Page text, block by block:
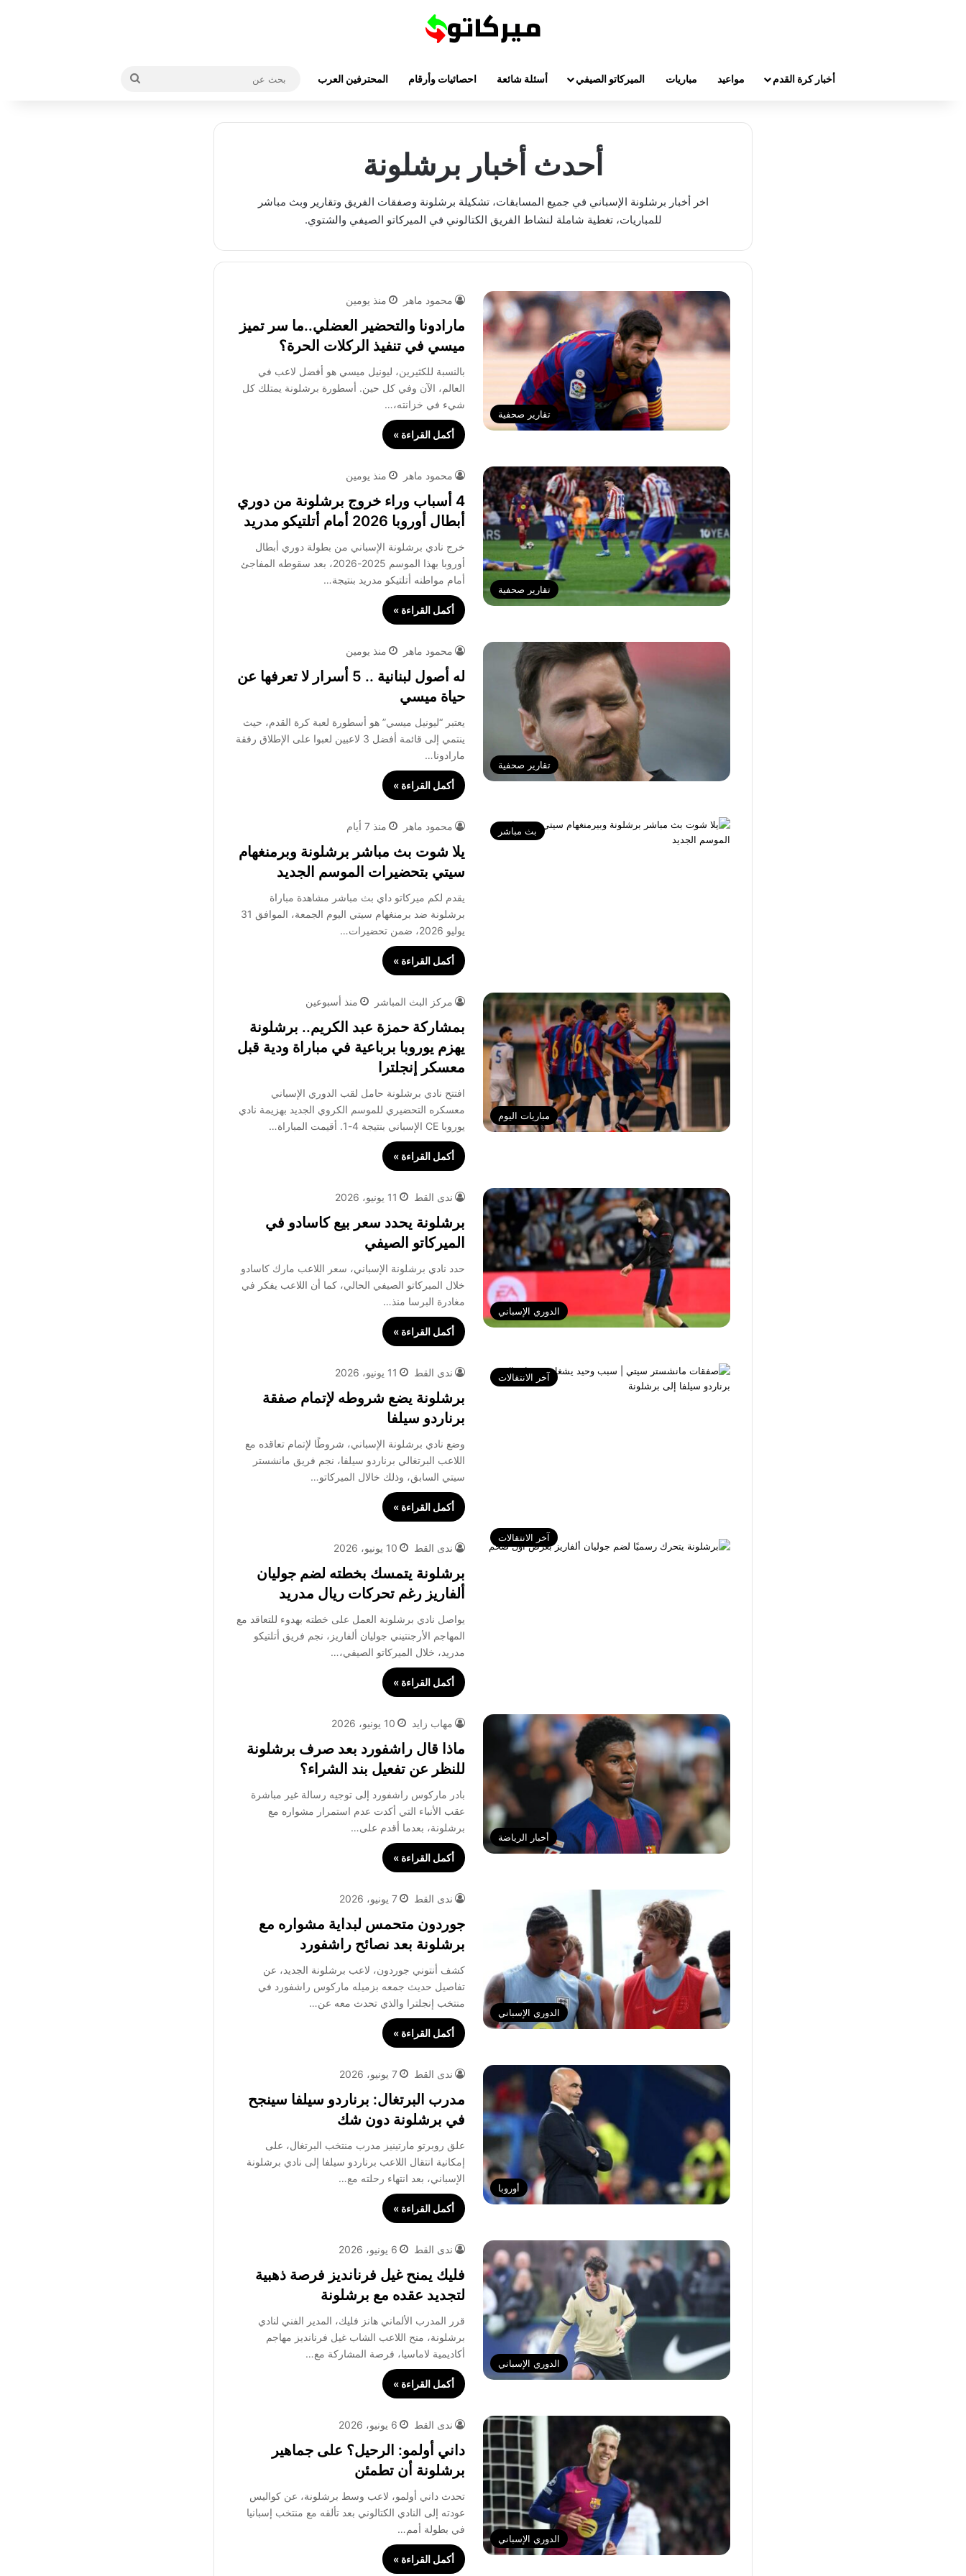
أخبار كرة القدم مواعيد مباريات الميركاتو الصيفي أسئلة شائعة احصائيات وأرقام المحترفين العرب
أحدث أخبار برشلونة
اخر أخبار برشلونة الإسباني في جميع المسابقات، تشكيلة برشلونة وصفقات الفريق وتقارير وبث مباشر
للمباريات، تغطية شاملة لنشاط الفريق الكتالوني في الميركاتو الصيفي والشتوي.
تقارير صحفية
محمود ماهر منذ يومين
مارادونا والتحضير العضلي..ما سر تميز
ميسي في تنفيذ الركلات الحرة؟
بالنسبة للكثيرين، ليونيل ميسي هو أفضل لاعب في
العالم، الآن وفي كل حين. أسطورة برشلونة يمتلك كل
شيء في خزانته،…
أكمل القراءة »
تقارير صحفية
محمود ماهر منذ يومين
4 أسباب وراء خروج برشلونة من دوري
أبطال أوروبا 2026 أمام أتلتيكو مدريد
خرج نادي برشلونة الإسباني من بطولة دوري أبطال
أوروبا بهذا الموسم 2025-2026، بعد سقوطه المفاجئ
أمام مواطنه أتلتيكو مدريد بنتيجة…
أكمل القراءة »
تقارير صحفية
محمود ماهر منذ يومين
له أصول لبنانية .. 5 أسرار لا تعرفها عن
حياة ميسي
يعتبر “ليونيل ميسي” هو أسطورة لعبة كرة القدم، حيث
ينتمي إلى قائمة أفضل 3 لاعبين لعبوا على الإطلاق رفقة
مارادونا…
أكمل القراءة »
بث مباشر محمود ماهر منذ 7 أيام
يلا شوت بث مباشر برشلونة وبرمنغهام
سيتي بتحضيرات الموسم الجديد
يقدم لكم ميركاتو داي بث مباشر مشاهدة مباراة
برشلونة ضد برمنغهام سيتي اليوم الجمعة، الموافق 31
يوليو 2026، ضمن تحضيرات…
أكمل القراءة »
مباريات اليوم
مركز البث المباشر منذ أسبوعين
بمشاركة حمزة عبد الكريم.. برشلونة
يهزم يوروبا برباعية في مباراة ودية قبل
معسكر إنجلترا
افتتح نادي برشلونة حامل لقب الدوري الإسباني
معسكره التحضيري للموسم الكروي الجديد بهزيمة نادي
يوروبا CE الإسباني بنتيجة 4-1. أقيمت المباراة…
أكمل القراءة »
الدوري الإسباني
ندى القط 11 يونيو، 2026
برشلونة يحدد سعر بيع كاسادو في
الميركاتو الصيفي
حدد نادي برشلونة الإسباني، سعر اللاعب مارك كاسادو
خلال الميركاتو الصيفي الحالي، كما أن اللاعب يفكر في
مغادرة البرسا منذ…
أكمل القراءة »
آخر الانتقالات ندى القط 11 يونيو، 2026
برشلونة يضع شروطه لإتمام صفقة
برناردو سيلفا
وضع نادي برشلونة الإسباني، شروطًا لإتمام تعاقده مع
اللاعب البرتغالي برناردو سيلفا، نجم فريق مانشستر
سيتي السابق، وذلك خالال الميركاتو…
أكمل القراءة »
آخر الانتقالات
ندى القط 10 يونيو، 2026
برشلونة يتمسك بخطته لضم جوليان
ألفاريز رغم تحركات ريال مدريد
يواصل نادي برشلونة العمل على خطته بهدوء للتعاقد مع
المهاجم الأرجنتيني جوليان ألفاريز، نجم فريق أتلتيكو
مدريد، خلال الميركاتو الصيفي،…
أكمل القراءة »
أخبار الرياضة
مهاب زايد 10 يونيو، 2026
ماذا قال راشفورد بعد صرف برشلونة
للنظر عن تفعيل بند الشراء؟
بادر ماركوس راشفورد إلى توجيه رسالة غير مباشرة
عقب الأنباء التي أكدت عدم استمرار مشواره مع
برشلونة، بعدما أقدم على…
أكمل القراءة »
الدوري الإسباني
ندى القط 7 يونيو، 2026
جوردون متحمس لبداية مشواره مع
برشلونة بعد نصائح راشفورد
كشف أنتوني جوردون، لاعب برشلونة الجديد، عن
تفاصيل حديث جمعه بزميله ماركوس راشفورد في
منتخب إنجلترا والذي تحدث معه عن…
أكمل القراءة »
أوروبا
ندى القط 7 يونيو، 2026
مدرب البرتغال: برناردو سيلفا سينجح
في برشلونة دون شك
علق روبرتو مارتينيز مدرب منتخب البرتغال، على
إمكانية انتقال اللاعب برناردو سيلفا إلى نادي برشلونة
الإسباني، بعد انتهاء رحلته مع…
أكمل القراءة »
الدوري الإسباني
ندى القط 6 يونيو، 2026
فليك يمنح غيل فرنانديز فرصة ذهبية
لتجديد عقده مع برشلونة
قرر المدرب الألماني هانز فليك، المدير الفني لنادي
برشلونة، منح اللاعب الشاب غيل فرنانديز مهاجم
أكاديمية لاماسيا، فرصة المشاركة مع…
أكمل القراءة »
الدوري الإسباني
ندى القط 6 يونيو، 2026
داني أولمو: الرحيل؟ على جماهير
برشلونة أن تطمئن
تحدث داني أولمو، لاعب وسط برشلونة، عن كواليس
عودته إلى النادي الكتالوني بعد تألقه مع منتخب إسبانيا
في بطولة أمم…
أكمل القراءة »